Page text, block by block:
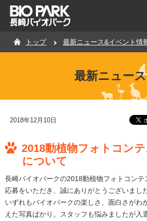
トップ 最新ニュース&イベント情
最新ニュース
2018年12月10日
2018動植物フォトコン
について
長崎バイオパークの2018動植物フォトコン
応募をいただき、誠にありがとうございました
いずれもバイオパークの楽しさ、面白さがわ
えた写真ばかり。スタッフも悩みましたが入